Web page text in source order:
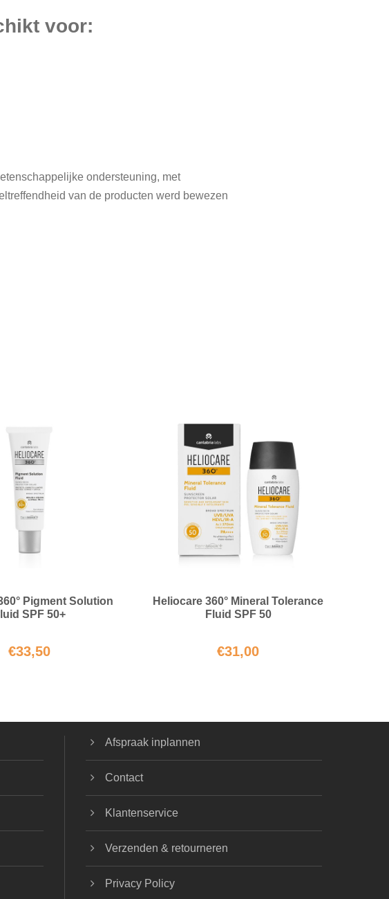
voor:
ondersteuning, met
van de producten werd bewezen
Pigment Solution
SPF 50+
€33,50
Heliocare 360° Mineral Tolerance
Fluid SPF 50
€31,00
Afspraak inplannen
Contact
Klantenservice
Verzenden & retourneren
Privacy Policy